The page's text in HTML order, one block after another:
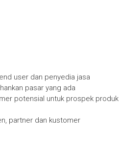
user dan penyedia jasa
pasar yang ada
potensial untuk prospek produk
partner dan kustomer